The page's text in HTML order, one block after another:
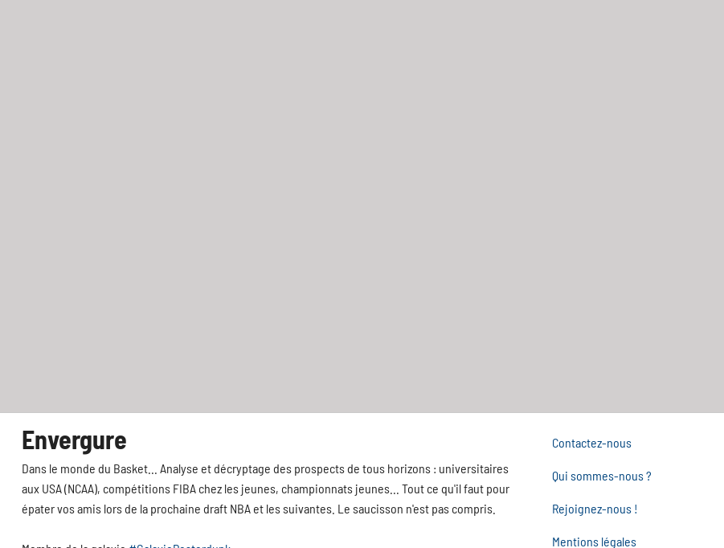
Envergure
Dans le monde du Basket... Analyse et décryptage des prospects de tous horizons : universitaires
aux USA (NCAA), compétitions FIBA chez les jeunes, championnats jeunes... Tout ce qu'il faut pour
épater vos amis lors de la prochaine draft NBA et les suivantes. Le saucisson n'est pas compris.
Contactez-nous
Qui sommes-nous ?
Rejoignez-nous !
Mentions légales